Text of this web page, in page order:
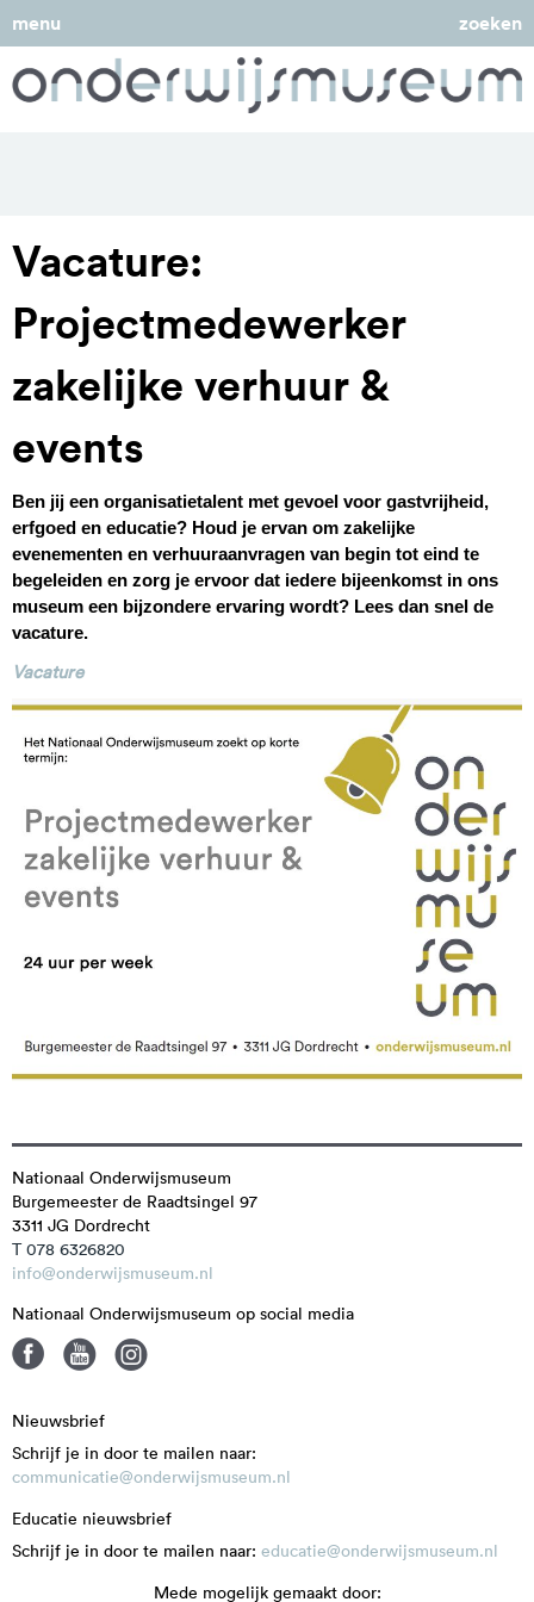
menu zoeken
Vacature:
Projectmedewerker
zakelijke verhuur &
events
Ben jij een organisatietalent met gevoel voor gastvrijheid,
erfgoed en educatie? Houd je ervan om zakelijke
evenementen en verhuuraanvragen van begin tot eind te
begeleiden en zorg je ervoor dat iedere bijeenkomst in ons
museum een bijzondere ervaring wordt? Lees dan snel de
vacature.
Vacature
Nationaal Onderwijsmuseum
Burgemeester de Raadtsingel 97
3311 JG Dordrecht
T 078 6326820
info@onderwijsmuseum.nl
Nationaal Onderwijsmuseum op social media
Nieuwsbrief
Schrijf je in door te mailen naar:
communicatie@onderwijsmuseum.nl
Educatie nieuwsbrief
Schrijf je in door te mailen naar: educatie@onderwijsmuseum.nl
Mede mogelijk gemaakt door: